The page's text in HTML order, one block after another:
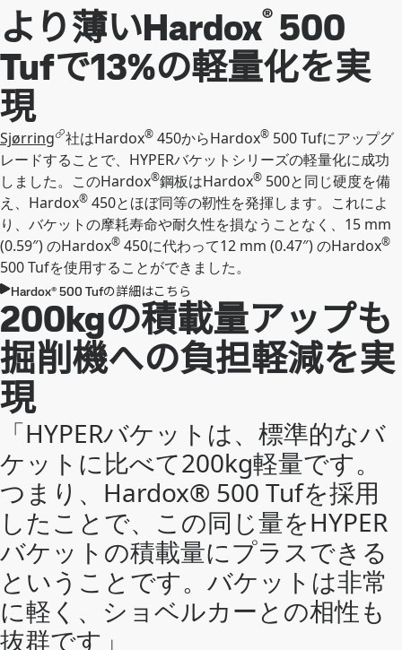
より薄いHardox® 500
Tufで13%の軽量化を実
現
Sjørring 社はHardox® 450からHardox® 500 Tufにアップグ
レードすることで、HYPERバケットシリーズの軽量化に成功
しました。このHardox®鋼板はHardox® 500と同じ硬度を備
え、Hardox® 450とほぼ同等の靭性を発揮します。これによ
り、バケットの摩耗寿命や耐久性を損なうことなく、15 mm
(0.59″) のHardox® 450に代わって12 mm (0.47″) のHardox®
500 Tufを使用することができました。
Hardox® 500 Tufの詳細はこちら
200kgの積載量アップも
掘削機への負担軽減を実
現
「HYPERバケットは、標準的なバ
ケットに比べて200kg軽量です。
つまり、Hardox® 500 Tufを採用
したことで、この同じ量をHYPER
バケットの積載量にプラスできる
ということです。バケットは非常
に軽く、ショベルカーとの相性も
抜群です」